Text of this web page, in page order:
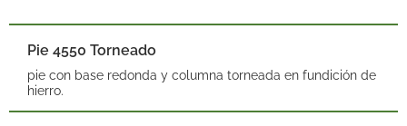
Pie 4550 Torneado
pie con base redonda y columna torneada en fundición de
hierro.